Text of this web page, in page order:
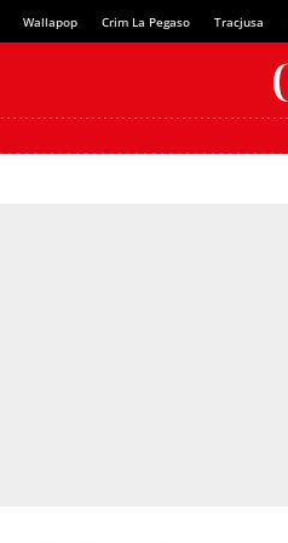
Wallapop Crim La Pegaso Tracjusa